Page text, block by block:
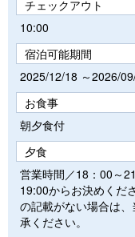
チェックアウト
10:00
宿泊可能期間
2025/12/18 ～2026/
お食事
朝夕食付
夕食
営業時間／18：00～
19:00からお決めく
の記載がない場合は
承ください。